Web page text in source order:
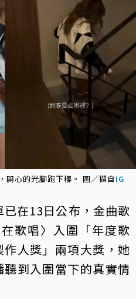
開心的光腳跑下樓。 圖／擷自 IG
已在13日公布，金曲歌
歌唱〉入圍「年度歌
人獎」兩項大獎，她
到入圍當下的真實情